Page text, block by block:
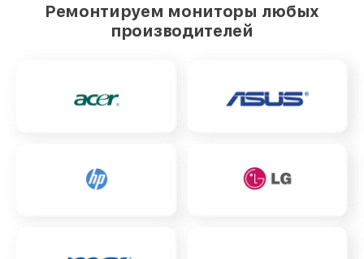
Ремонтируем мониторы любых
производителей